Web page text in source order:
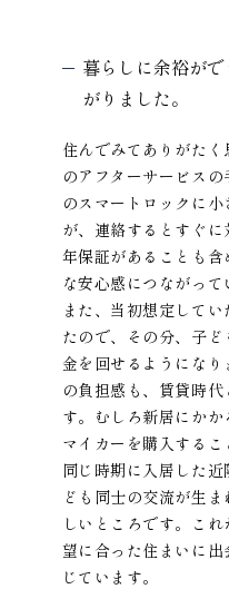
暮らしに余裕が
がりました。
住んでみてありがた
のアフターサービス
のスマートロックに
が、連絡するとすぐ
年保証があることも
な安心感につながって
また、当初想定して
たので、その分、子
金を回せるようにな
の負担感も、賃貸時
す。むしろ新居にかか
マイカーを購入するこ
同じ時期に入居した
ども同士の交流が生
しいところです。こ
望に合った住まいに
じています。